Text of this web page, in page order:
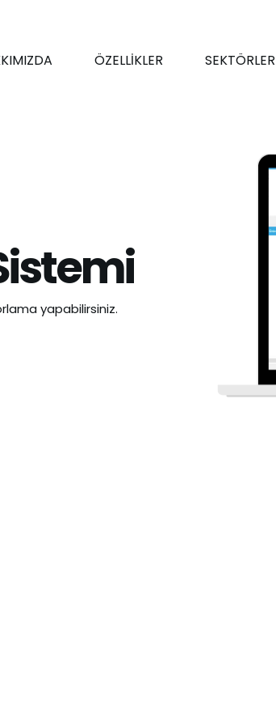
ÖZELLİKLER SEKTÖRLER
yapabilirsiniz.